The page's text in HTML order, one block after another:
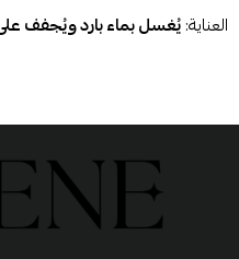
العناية:يُغسل بماء بارد ويُجفف